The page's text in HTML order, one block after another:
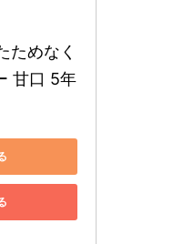
ためなく
甘口 5年